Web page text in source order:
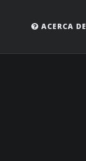
ACERCA DE